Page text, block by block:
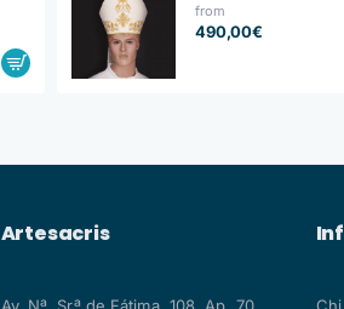
from
490,00€
Artesacris
Av. Nª. Srª de Fátima, 108, Ap. 70 Chi